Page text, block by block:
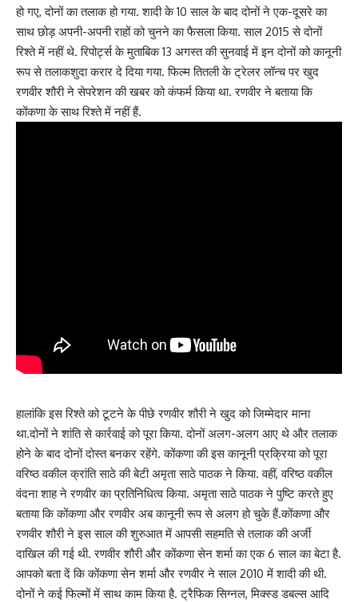
हो गए, दोनों का तलाक हो गया. शादी के 10 साल के बाद दोनों ने एक-दूसरे का
साथ छोड़ अपनी-अपनी राहों को चुनने का फैसला किया. साल 2015 से दोनों
रिश्ते में नहीं थे. रिपोर्ट्स के मुताबिक 13 अगस्त की सुनवाई में इन दोनों को कानूनी
रूप से तलाकशुदा करार दे दिया गया. फिल्म तितली के ट्रेलर लॉन्च पर खुद
रणवीर शौरी ने सेपरेशन की खबर को कंफर्म किया था. रणवीर ने बताया कि
कोंकणा के साथ रिश्ते में नहीं हैं.
हालांकि इस रिश्ते को टूटने के पीछे रणवीर शौरी ने खुद को जिम्मेदार माना
था.दोनों ने शांति से कार्रवाई को पूरा किया. दोनों अलग-अलग आए थे और तलाक
होने के बाद दोनों दोस्त बनकर रहेंगे. कोंकणा की इस कानूनी प्रक्रिया को पूरा
वरिष्ठ वकील क्रांति साठे की बेटी अमृता साठे पाठक ने किया. वहीं, वरिष्ठ वकील
वंदना शाह ने रणवीर का प्रतिनिधित्व किया. अमृता साठे पाठक ने पुष्टि करते हुए
बताया कि कोंकणा और रणवीर अब कानूनी रूप से अलग हो चुके हैं.कोंकणा और
रणवीर शौरी ने इस साल की शुरुआत में आपसी सहमति से तलाक की अर्जी
दाखिल की गई थी. रणवीर शौरी और कोंकणा सेन शर्मा का एक 6 साल का बेटा है.
आपको बता दें कि कोंकणा सेन शर्मा और रणवीर ने साल 2010 में शादी की थी.
दोनों ने कई फिल्मों में साथ काम किया है. ट्रैफिक सिग्नल, मिक्स्ड डबल्स आदि